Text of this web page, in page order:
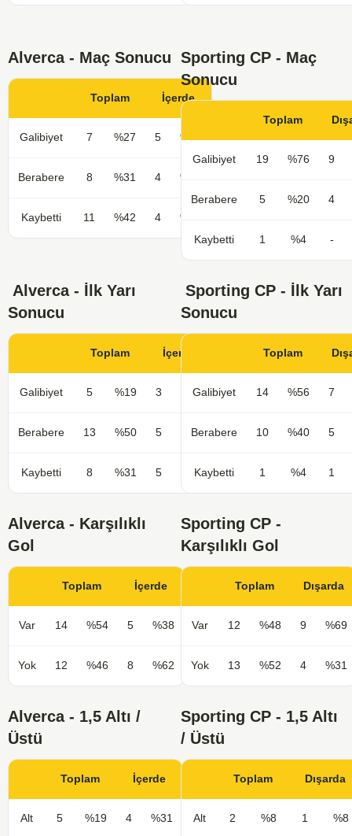
Alverca - Maç Sonucu
Toplam İçerde
Galibiyet 7 %27 5 %38
Berabere 8 %31 4 %31
Kaybetti 11 %42 4 %31
Sporting CP - Maç
Sonucu
Toplam
Galibiyet 19 %76 9
Berabere 5 %20 4
Kaybetti 1 %4 -
Alverca - İlk Yarı
Sonucu
Toplam İçerde
Galibiyet 5 %19 3 %23
Berabere 13 %50 5 %38
Kaybetti 8 %31 5 %38
Sporting CP - İlk Yarı
Sonucu
Toplam
Galibiyet 14 %56 7
Berabere 10 %40 5
Kaybetti 1 %4 1
Alverca - Karşılıklı
Gol
Toplam İçerde
Var 14 %54 5 %38
Yok 12 %46 8 %62
Sporting CP -
Karşılıklı Gol
Toplam Dışarda
Var 12 %48 9 %69
Yok 13 %52 4 %31
Alverca - 1,5 Altı /
Üstü
Toplam İçerde
Alt 5 %19 4 %31
Sporting CP - 1,5 Altı
/ Üstü
Toplam Dışarda
Alt 2 %8 1 %8